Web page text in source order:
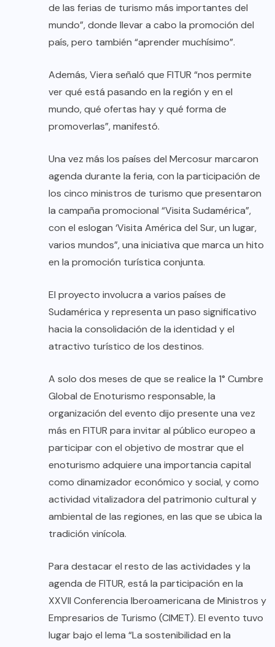
de las ferias de turismo más importantes del
mundo”, donde llevar a cabo la promoción del
país, pero también “aprender muchísimo”.
Además, Viera señaló que FITUR “nos permite
ver qué está pasando en la región y en el
mundo, qué ofertas hay y qué forma de
promoverlas”, manifestó.
Una vez más los países del Mercosur marcaron
agenda durante la feria, con la participación de
los cinco ministros de turismo que presentaron
la campaña promocional “Visita Sudamérica”,
con el eslogan ‘Visita América del Sur, un lugar,
varios mundos”, una iniciativa que marca un hito
en la promoción turística conjunta.
El proyecto involucra a varios países de
Sudamérica y representa un paso significativo
hacia la consolidación de la identidad y el
atractivo turístico de los destinos.
A solo dos meses de que se realice la 1° Cumbre
Global de Enoturismo responsable, la
organización del evento dijo presente una vez
más en FITUR para invitar al público europeo a
participar con el objetivo de mostrar que el
enoturismo adquiere una importancia capital
como dinamizador económico y social, y como
actividad vitalizadora del patrimonio cultural y
ambiental de las regiones, en las que se ubica la
tradición vinícola.
Para destacar el resto de las actividades y la
agenda de FITUR, está la participación en la
XXVII Conferencia Iberoamericana de Ministros y
Empresarios de Turismo (CIMET). El evento tuvo
lugar bajo el lema “La sostenibilidad en la